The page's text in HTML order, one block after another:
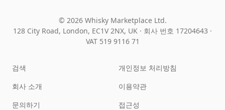
© 2026 Whisky Marketplace Ltd.
128 City Road, London, EC1V 2NX, UK · 회사 번호 17204643 ·
VAT 519 9116 71
검색
회사 소개
문의하기
개인정보 처리방침
이용약관
접근성